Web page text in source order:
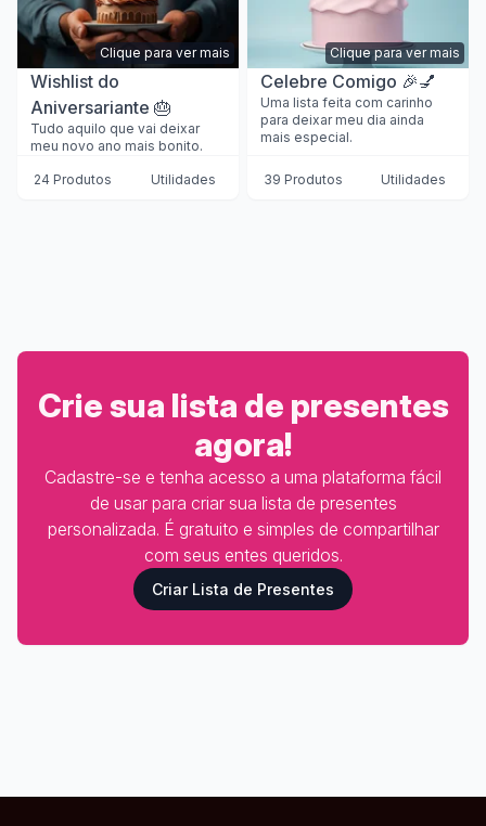
Clique para ver mais
Wishlist do
Aniversariante 🎂
Tudo aquilo que vai deixar
meu novo ano mais bonito.
24 Produtos Utilidades
Clique para ver mais
Celebre Comigo 🎉💅
Uma lista feita com carinho
para deixar meu dia ainda
mais especial.
39 Produtos Utilidades
Crie sua lista de presentes
agora!
Cadastre-se e tenha acesso a uma plataforma fácil
de usar para criar sua lista de presentes
personalizada. É gratuito e simples de compartilhar
com seus entes queridos.
Criar Lista de Presentes